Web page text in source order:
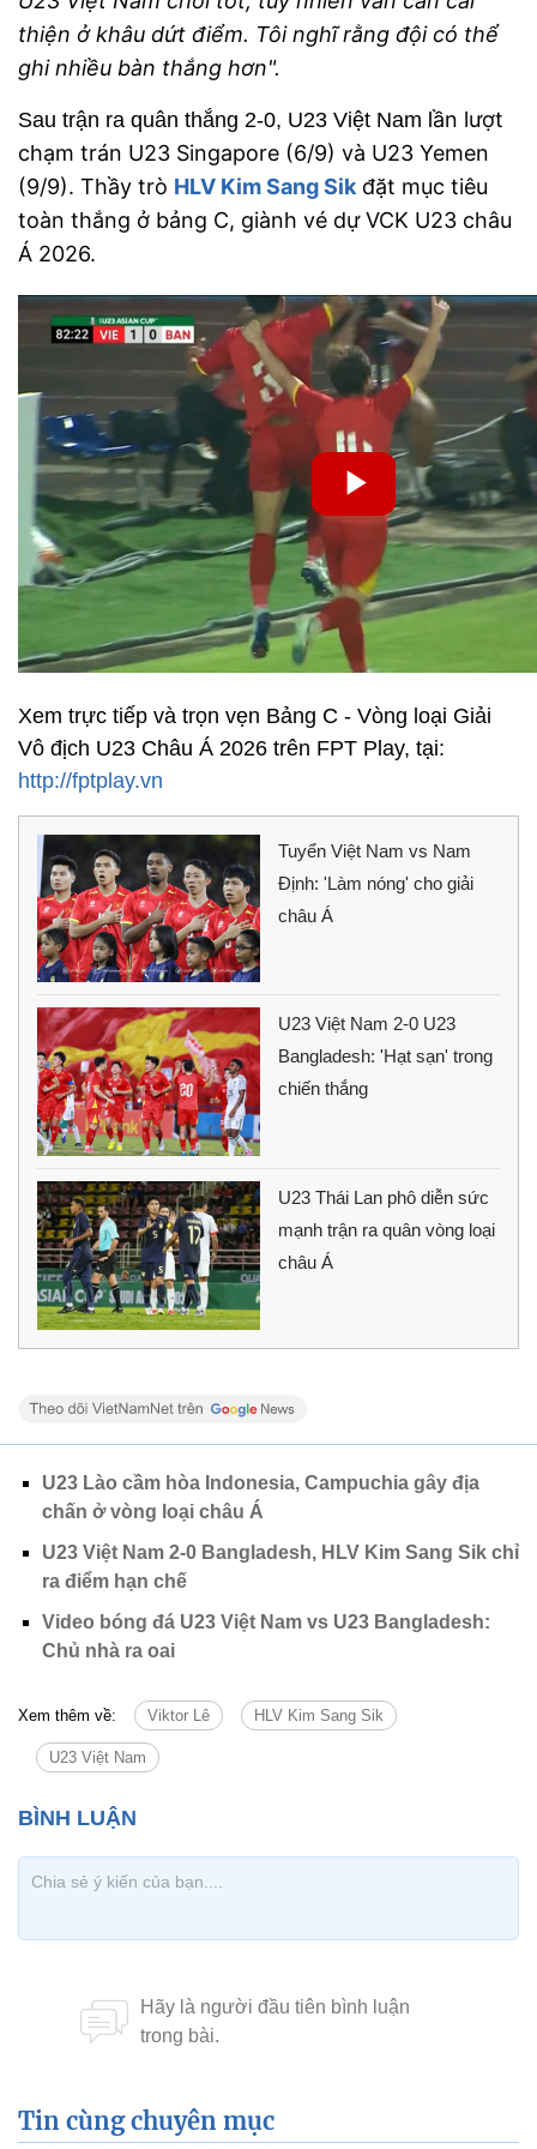
thiện ở khâu dứt điểm. Tôi nghĩ rằng đội có thể
ghi nhiều bàn thắng hơn".
Sau trận ra quân thắng 2-0, U23 Việt Nam lần lượt
chạm trán U23 Singapore (6/9) và U23 Yemen
(9/9). Thầy trò HLV Kim Sang Sik đặt mục tiêu
toàn thắng ở bảng C, giành vé dự VCK U23 châu
Á 2026.
Xem trực tiếp và trọn vẹn Bảng C - Vòng loại Giải
Vô địch U23 Châu Á 2026 trên FPT Play, tại:
http://fptplay.vn
Tuyển Việt Nam vs Nam
Định: 'Làm nóng' cho giải
châu Á
U23 Việt Nam 2-0 U23
Bangladesh: 'Hạt sạn' trong
chiến thắng
U23 Thái Lan phô diễn sức
mạnh trận ra quân vòng loại
châu Á
U23 Lào cầm hòa Indonesia, Campuchia gây địa
chấn ở vòng loại châu Á
U23 Việt Nam 2-0 Bangladesh, HLV Kim Sang Sik chỉ
ra điểm hạn chế
Video bóng đá U23 Việt Nam vs U23 Bangladesh:
Chủ nhà ra oai
Xem thêm về: Viktor Lê HLV Kim Sang Sik
U23 Việt Nam
Tin cùng chuyên mục